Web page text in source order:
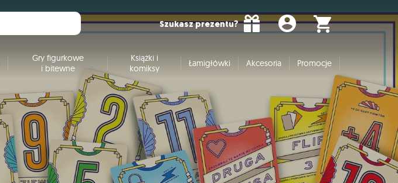
Szukasz prezentu?
Gry figurkowe
i bitewne
Książki i
komiksy
Łamigłówki Akcesoria Promocje